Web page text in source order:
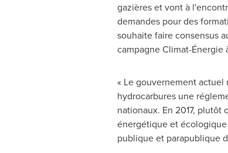
gazières et vont à
demandes pour des
souhaite faire consensus
campagne Climat-Énergie
« Le gouvernement
hydrocarbures une
nationaux. En 2017,
énergétique et
publique et parapublique